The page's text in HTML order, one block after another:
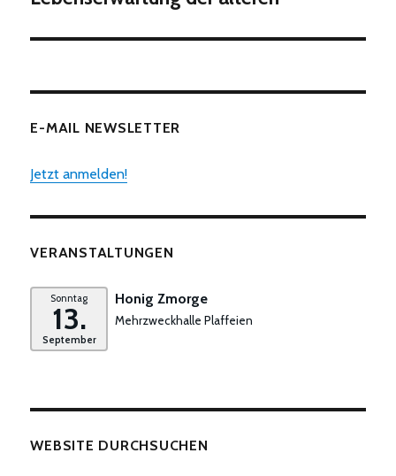
E-MAIL NEWSLETTER
Jetzt anmelden!
VERANSTALTUNGEN
Sonntag
13.
September
Honig Zmorge
Mehrzweckhalle Plaffeien
WEBSITE DURCHSUCHEN